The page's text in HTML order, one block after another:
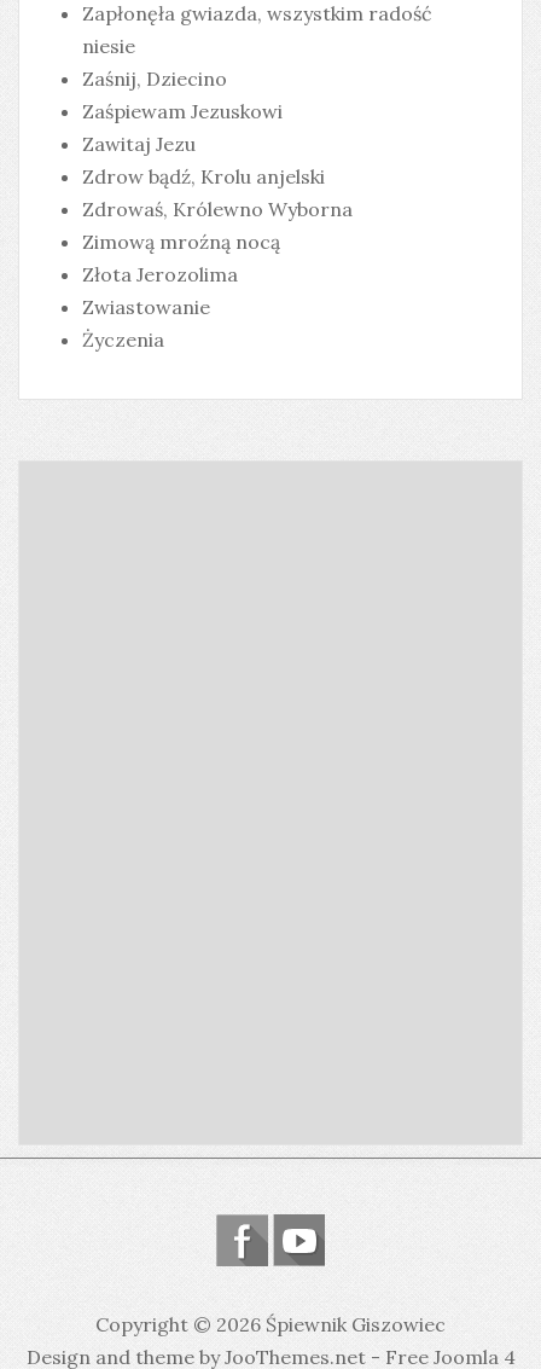
Zapłonęła gwiazda, wszystkim radość
niesie
Zaśnij, Dziecino
Zaśpiewam Jezuskowi
Zawitaj Jezu
Zdrow bądź, Krolu anjelski
Zdrowaś, Królewno Wyborna
Zimową mroźną nocą
Złota Jerozolima
Zwiastowanie
Życzenia
Copyright © 2026 Śpiewnik Giszowiec
Design and theme by JooThemes.net - Free Joomla 4